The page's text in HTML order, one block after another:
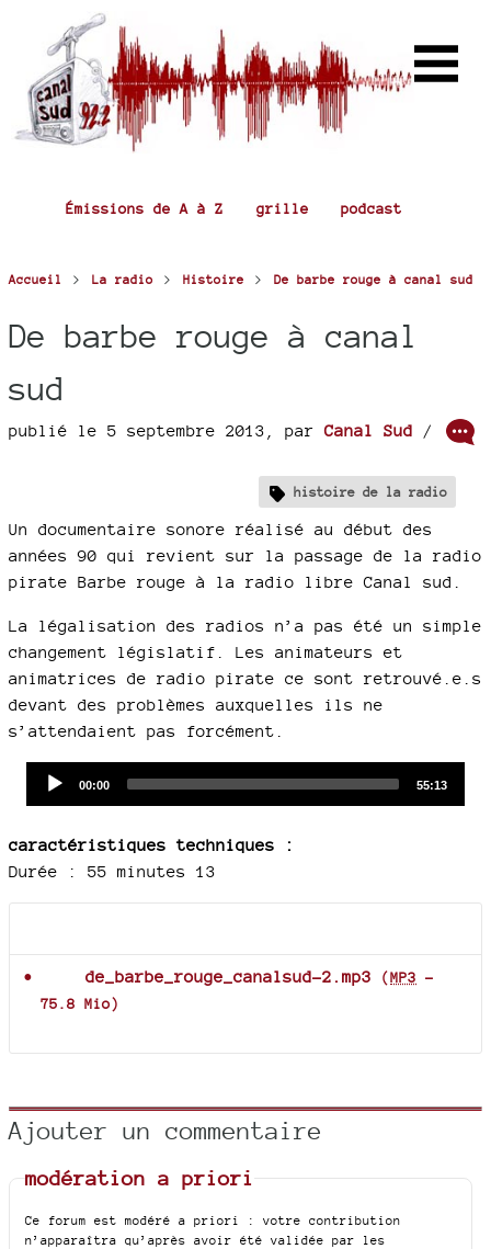
Émissions de A à Z grille podcast
Accueil > La radio > Histoire > De barbe rouge à canal sud
De barbe rouge à canal
sud
publié le 5 septembre 2013 parCanal Sud /
histoire de la radio
Un documentaire sonore réalisé au début des
années 90 qui revient sur la passage de la radio
pirate Barbe rouge à la radio libre Canal sud.
La légalisation des radios n’a pas été un simple
changement législatif. Les animateurs et
animatrices de radio pirate ce sont retrouvé.e.s
devant des problèmes auxquelles ils ne
s’attendaient pas forcément.
Current
00:00
Total
55:13
caractéristiques techniques :
Durée : 55 minutes 13
de_barbe_rouge_canalsud-2.mp3 (MP3 -
75.8 Mio)
Ajouter un commentaire
modération a priori
Ce forum est modéré a priori : votre contribution
n’apparaîtra qu’après avoir été validée par les